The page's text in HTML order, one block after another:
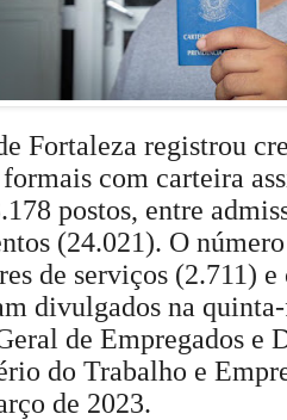
Fortaleza registrou
com carteira
postos, entre
(24.021). O
de serviços (2.711)
divulgados na
de Empregados e
do Trabalho e
de 2023.